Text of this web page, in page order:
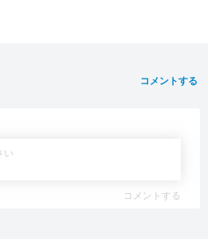
コメントする
コメントする